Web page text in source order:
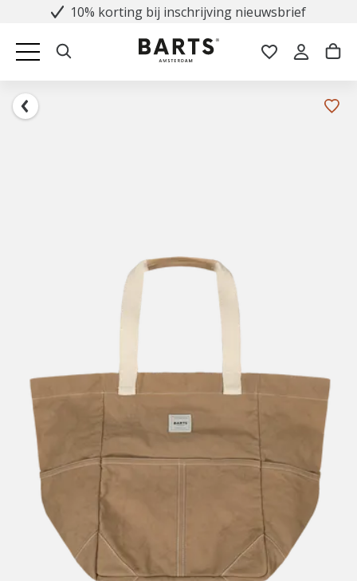
10% korting bij inschrijving nieuwsbrief